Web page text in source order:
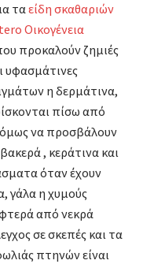
ταείδη σκαθαριών
Οικογένεια
προκαλούν ζημιές
υφασμάτινες
η δερμάτινα,
πίσω από
να προσβάλουν
, κεράτινα και
όταν έχουν
γάλα η χυμούς
από νεκρά
σε σκεπές και τα
πτηνών είναι